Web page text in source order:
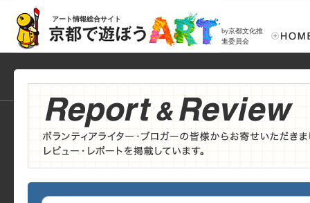
アート情報総合サイト
by京都文化推
進委員会